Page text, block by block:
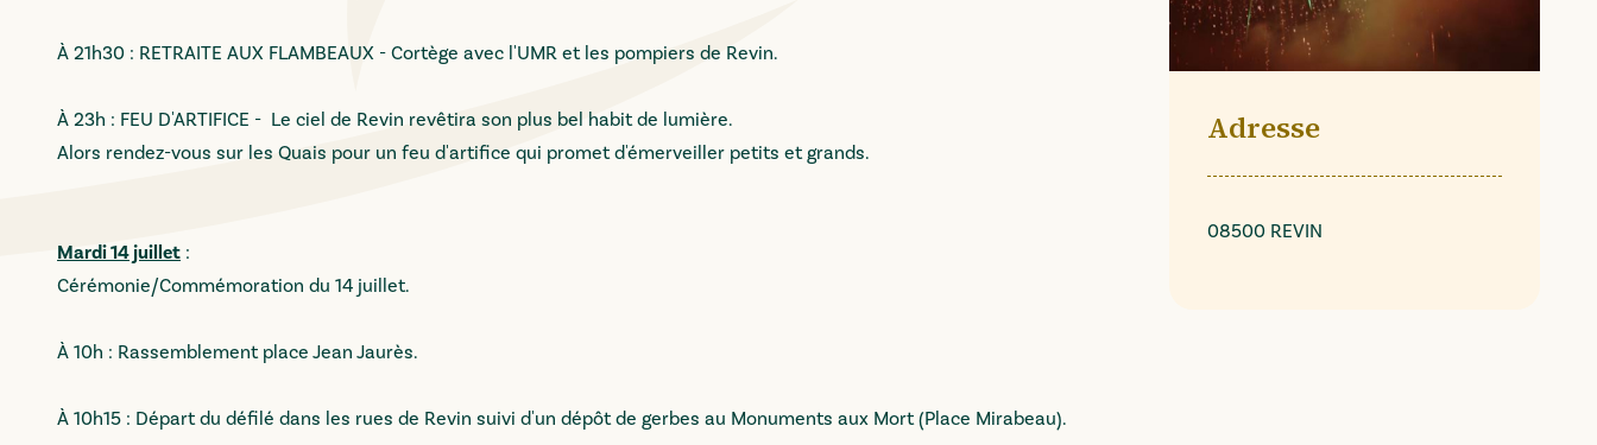
À 21h30 : RETRAITE AUX FLAMBEAUX - Cortège avec l'UMR et les pompiers de Revin.
À 23h : FEU D'ARTIFICE - Le ciel de Revin revêtira son plus bel habit de lumière.
Alors rendez-vous sur les Quais pour un feu d'artifice qui promet d'émerveiller petits et grands.
Mardi 14 juillet :
Cérémonie/Commémoration du 14 juillet.
À 10h : Rassemblement place Jean Jaurès.
À 10h15 : Départ du défilé dans les rues de Revin suivi d'un dépôt de gerbes au Monuments aux Mort (Place Mirabeau).
Adresse
08500 REVIN